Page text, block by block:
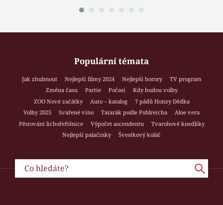
Populární témata
Jak zhubnout Nejlepší filmy 2024 Nejlepší horory
TV program
Změna času
Partie Počasí
Kdy budou volby
ZOO Nové začátky
Auto – katalog
7 pádů Honzy Dědka
Volby 2025
Svařené víno Tatarák podle Pohlreicha
Aloe vera
Pěstování lichořeřišnice
Výpočet ascendentu
Tvarohové knedlíky
Nejlepší palačinky
Švestkový koláč